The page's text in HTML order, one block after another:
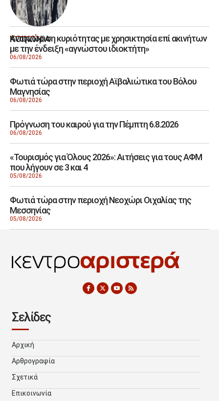
ΚΟΙΝΩΝΙΑ
Αναγνώριση κυριότητας με χρησικτησία επί ακινήτων
με την ένδειξη «αγνώστου ιδιοκτήτη»
06/08/2026
Φωτιά τώρα στην περιοχή Αϊβαλιώτικα του Βόλου
Μαγνησίας
06/08/2026
Πρόγνωση του καιρού για την Πέμπτη 6.8.2026
06/08/2026
«Τουρισμός για Όλους 2026»: Αιτήσεις για τους ΑΦΜ
που λήγουν σε 3 και 4
05/08/2026
Φωτιά τώρα στην περιοχή Νεοχώρι Οιχαλίας της
Μεσσηνίας
05/08/2026
Σελίδες
Αρχική
Αρθρογραφία
Σχετικά
Επικοινωνία